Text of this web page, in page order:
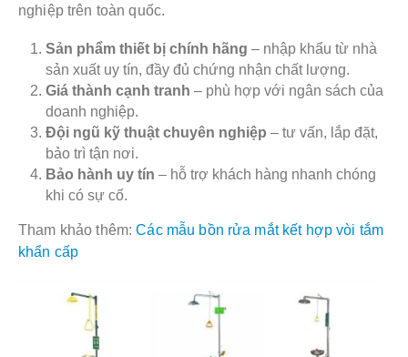
nghiệp trên toàn quốc.
Sản phẩm thiết bị chính hãng – nhập khẩu từ nhà
sản xuất uy tín, đầy đủ chứng nhận chất lượng.
Giá thành cạnh tranh – phù hợp với ngân sách của
doanh nghiệp.
Đội ngũ kỹ thuật chuyên nghiệp – tư vấn, lắp đặt,
bảo trì tận nơi.
Bảo hành uy tín – hỗ trợ khách hàng nhanh chóng
khi có sự cố.
Tham khảo thêm: Các mẫu bồn rửa mắt kết hợp vòi tắm
khẩn cấp